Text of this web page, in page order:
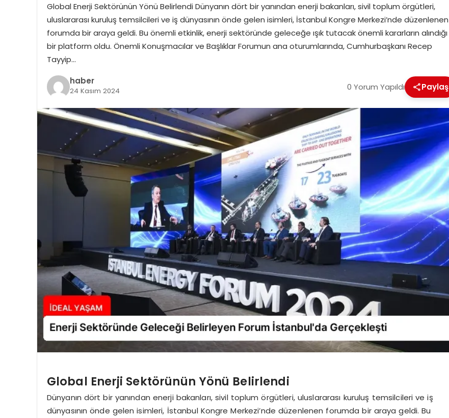
Global Enerji Sektörünün Yönü Belirlendi Dünyanın dört bir yanından enerji bakanları, sivil toplum örgütleri,
uluslararası kuruluş temsilcileri ve iş dünyasının önde gelen isimleri, İstanbul Kongre Merkezi’nde düzenlenen
forumda bir araya geldi. Bu önemli etkinlik, enerji sektöründe geleceğe ışık tutacak önemli kararların alındığı
bir platform oldu. Önemli Konuşmacılar ve Başlıklar Forumun ana oturumlarında, Cumhurbaşkanı Recep
Tayyip…
haber
24 Kasım 2024 0 Yorum Yapıldı Paylaş
Global Enerji Sektörünün Yönü Belirlendi
Dünyanın dört bir yanından enerji bakanları, sivil toplum örgütleri, uluslararası kuruluş temsilcileri ve iş
dünyasının önde gelen isimleri, İstanbul Kongre Merkezi’nde düzenlenen forumda bir araya geldi. Bu